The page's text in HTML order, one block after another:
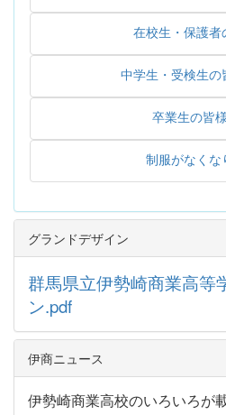
在校生・保護者
中学生・受検生の
卒業生の皆
制服がなくな
グランドデザイン
群馬県立伊勢崎商業高等
ン.pdf
伊商ニュース
伊勢崎商業高校のいろいろが